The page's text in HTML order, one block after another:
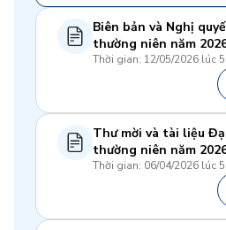
Biên bản và Nghị
thường niên năm
Thời gian: 12/05/2026 lúc
Thư mời và tài liệu
thường niên năm
Thời gian: 06/04/2026 lúc